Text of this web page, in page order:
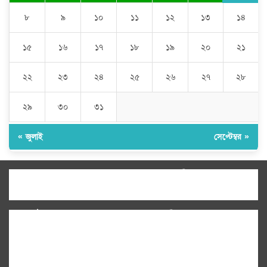
৮ ৯ ১০ ১১ ১২ ১৩ ১৪
১৫ ১৬ ১৭ ১৮ ১৯ ২০ ২১
২২ ২৩ ২৪ ২৫ ২৬ ২৭ ২৮
২৯ ৩০ ৩১
« জুলাই সেপ্টেম্বর »